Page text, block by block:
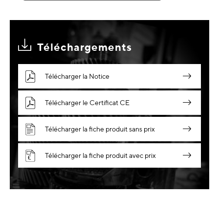
Téléchargements
Télécharger la Notice
Télécharger le Certificat CE
Télécharger la fiche produit sans prix
Télécharger la fiche produit avec prix